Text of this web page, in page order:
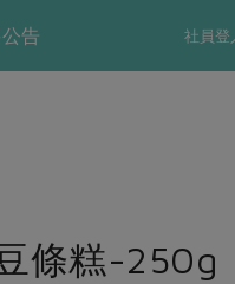
社員登
告
條糕-250g